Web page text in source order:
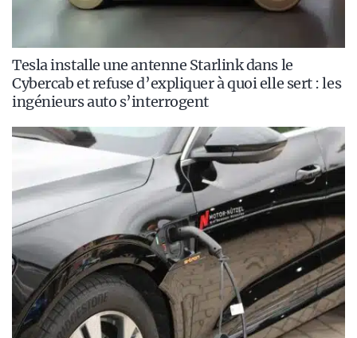
Tesla installe une antenne Starlink dans le
Cybercab et refuse d’expliquer à quoi elle sert : les
ingénieurs auto s’interrogent